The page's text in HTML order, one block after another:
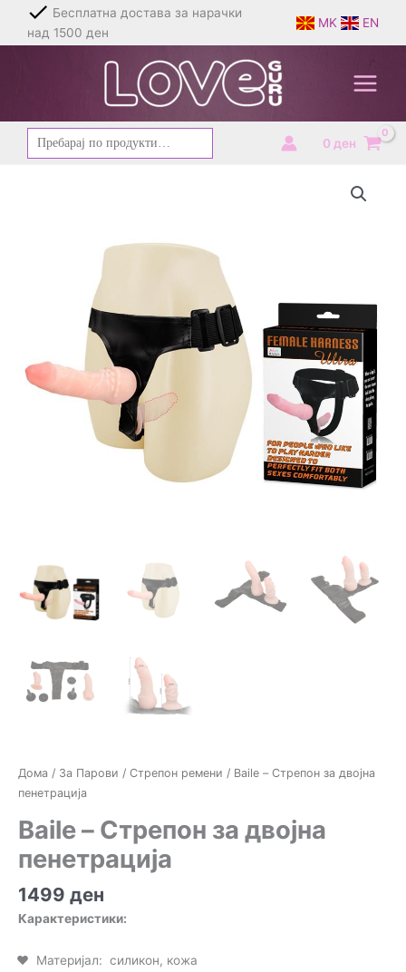
content
Бесплатна достава за нарачки
над 1500 ден
MK EN
Барај
за:
0 ден
Дома / За Парови / Стрепон ремени / Baile – Стрепон за двојна
пенетрација
Baile – Стрепон за двојна
пенетрација
1499 ден
Карактеристики:
Материјал: силикон, кожа